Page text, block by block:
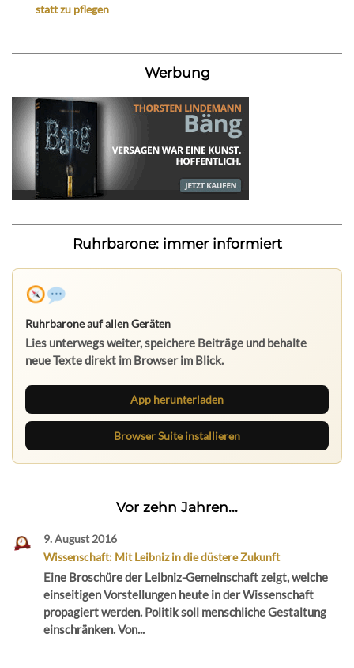
statt zu pflegen
Werbung
Ruhrbarone: immer informiert
Ruhrbarone auf allen Geräten
Lies unterwegs weiter, speichere Beiträge und behalte
neue Texte direkt im Browser im Blick.
App herunterladen
Browser Suite installieren
Vor zehn Jahren...
9. August 2016
Wissenschaft: Mit Leibniz in die düstere Zukunft
Eine Broschüre der Leibniz-Gemeinschaft zeigt, welche
einseitigen Vorstellungen heute in der Wissenschaft
propagiert werden. Politik soll menschliche Gestaltung
einschränken. Von...